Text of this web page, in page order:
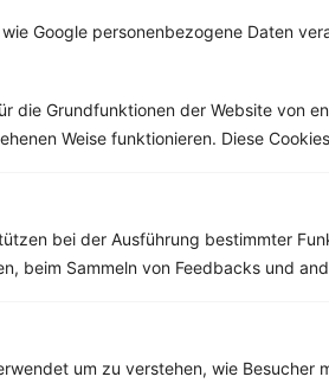
Google personenbezogene Daten
die Grundfunktionen der Website von
Weise funktionieren. Diese
bei der Ausführung bestimmter
beim Sammeln von Feedbacks und
um zu verstehen, wie Besucher
‹
Fett:29 g
Eiweiß:43 g